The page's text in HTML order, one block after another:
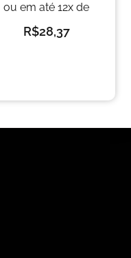
ou em até 12x de
R$28,37